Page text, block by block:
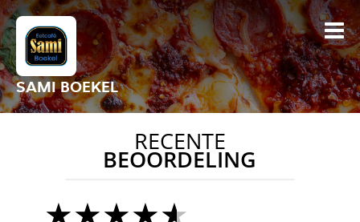
SAMI BOEKEL
RECENTE
BEOORDELING